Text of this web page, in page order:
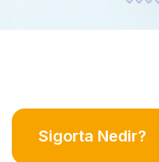
Sigorta Nedir?